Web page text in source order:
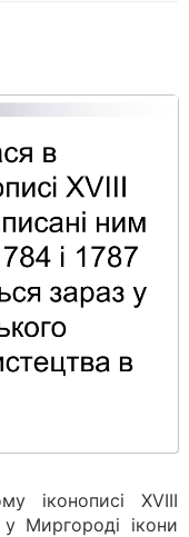
іконописі XVIII
у Миргороді ікони